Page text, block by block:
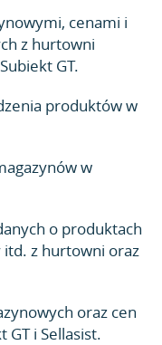
cenami i
z hurtowni
GT.
produktów w
w
o produktach
itd. z hurtowni oraz
oraz cen
i Sellasist.